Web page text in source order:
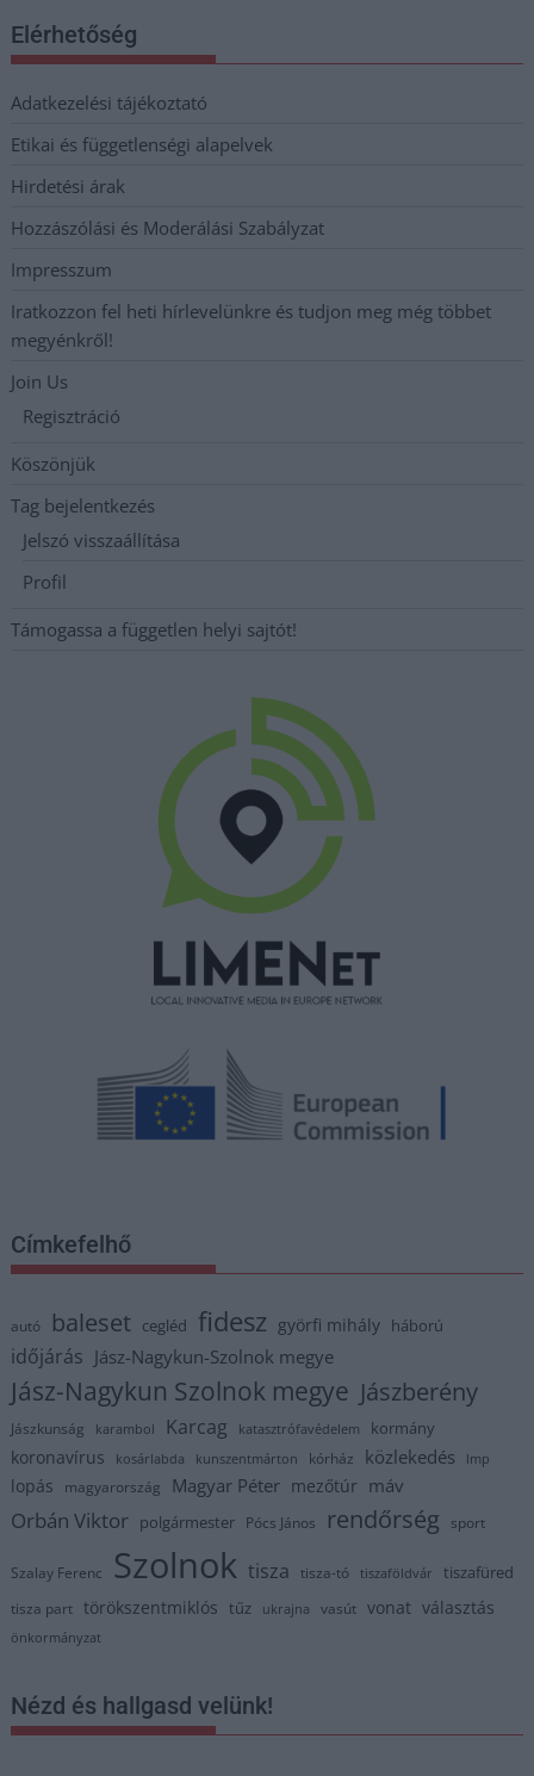
Elérhetőség
Adatkezelési tájékoztató
Etikai és függetlenségi alapelvek
Hirdetési árak
Hozzászólási és Moderálási Szabályzat
Impresszum
Iratkozzon fel heti hírlevelünkre és tudjon meg még többet
megyénkről!
Join Us
Regisztráció
Köszönjük
Tag bejelentkezés
Jelszó visszaállítása
Profil
Támogassa a független helyi sajtót!
Címkefelhő
autó baleset cegléd fidesz györfi mihály háború
időjárás Jász-Nagykun-Szolnok megye
Jász-Nagykun Szolnok megye Jászberény
Jászkunság karambol Karcag katasztrófavédelem kormány
koronavírus kosárlabda kunszentmárton kórház közlekedés lmp
lopás magyarország Magyar Péter mezőtúr máv
Orbán Viktor polgármester Pócs János rendőrség sport
Szalay Ferenc Szolnok tisza tisza-tó tiszaföldvár tiszafüred
tisza part törökszentmiklós tűz ukrajna vasút vonat választás
önkormányzat
Nézd és hallgasd velünk!